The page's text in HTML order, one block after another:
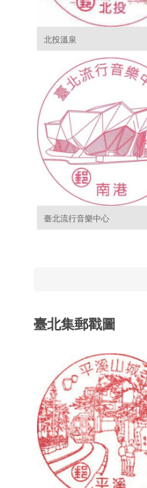
北投溫泉
臺北流行音樂中心
臺北集郵戳圖